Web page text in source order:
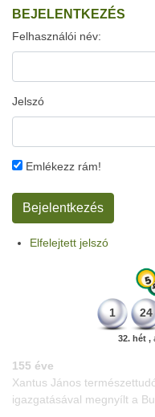
BEJELENTKEZÉS
Felhasználói név:
Jelszó
Emlékezz rám!
Elfelejtett jelszó
1 24
32. hét ,
226 éve
Megszületett Dukai Takács